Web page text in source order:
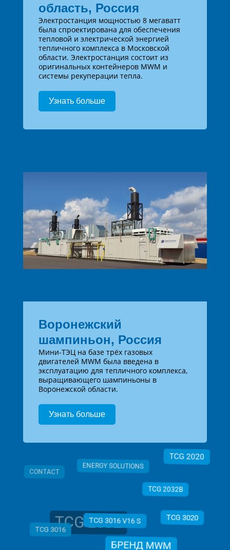
область, Россия
Электростанция мощностью 8 мегаватт
была спроектирована для обеспечения
тепловой и электрической энергией
тепличного комплекса в Московской
области. Электростанция состоит из
оригинальных контейнеров MWM и
системы рекуперации тепла.
Узнать больше
Воронежский
шампиньон, Россия
Мини-ТЭЦ на базе трёх газовых
двигателей MWM была введена в
эксплуатацию для тепличного комплекса,
выращивающего шампиньоны в
Воронежской области.
Узнать больше
CONTACT ENERGY SOLUTIONS TCG 2020
TCG 2032
TCG 2032B
TCG 3016 TCG 3016 V16 S
TCG 3020
БРЕНД MWM